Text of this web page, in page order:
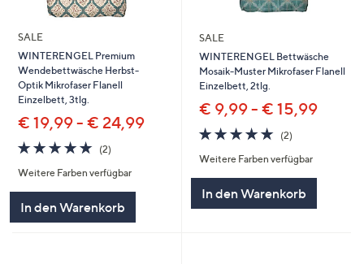
SALE
WINTERENGEL Premium
Wendebettwäsche Herbst-
Optik Mikrofaser Flanell
Einzelbett, 3tlg.
€ 19,99 - € 24,99
5.0
von
5
(2)2
Weitere Farben verfügbar
In den Warenkorb
SALE
WINTERENGEL Bettwäsche
Mosaik-Muster Mikrofaser Flanell
Einzelbett, 2tlg.
€ 9,99 - € 15,99
5.0
von
5
(2)2
Weitere Farben verfügbar
In den Warenkorb